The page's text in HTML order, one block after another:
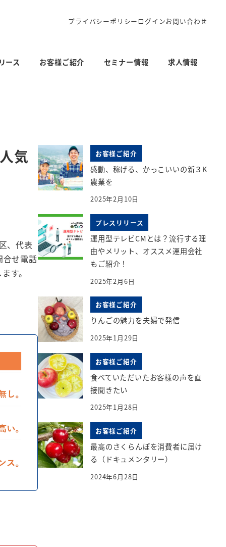
プライバシーポリシーログインお問い合わせ
ース お客様ご紹介 セミナー情報 求人情報
気
、代表
合せ電話
す。
お客様ご紹介
感動、稼げる、かっこいいの新３K
農業を
2025年2月10日
プレスリリース
運用型テレビCMとは？流行する理
由やメリット、オススメ運用会社
もご紹介！
2025年2月6日
お客様ご紹介
りんごの魅力を夫婦で発信
2025年1月29日
お客様ご紹介
食べていただいたお客様の声を直
接聞きたい
2025年1月28日
お客様ご紹介
最高のさくらんぼを消費者に届け
る（ドキュメンタリー）
2024年6月28日